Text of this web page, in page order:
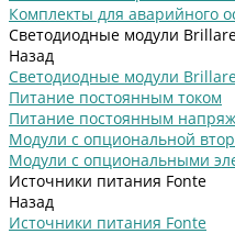
Комплекты для аварийного
Светодиодные модули
Назад
Светодиодные модули
Питание постоянным током
Питание постоянным
Модули с опциональной
Модули с опциональными
Источники питания Fonte
Назад
Источники питания Fonte